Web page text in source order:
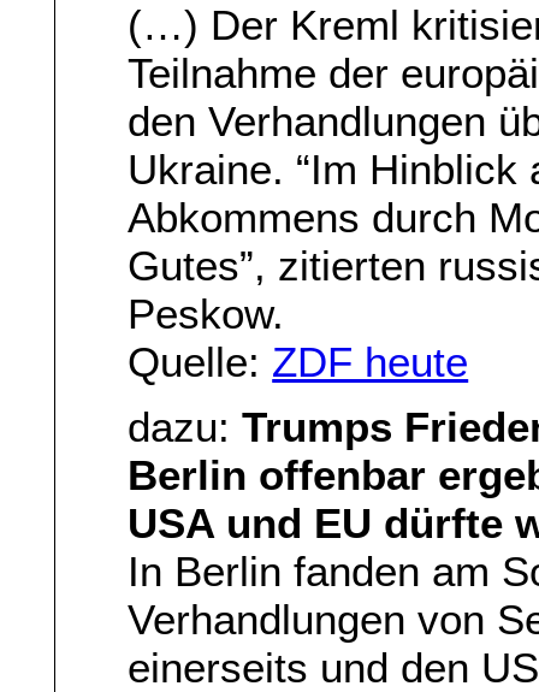
(…) Der Kreml
Teilnahme der
den Verhandlungen
Ukraine. “Im Hinblick
Abkommens durch
Gutes”, zitierten
Peskow.
Quelle: ZDF heute
dazu:Trumps
Berlin offenbar
USA und EU dürfte
In Berlin fanden am
Verhandlungen von
einerseits und den